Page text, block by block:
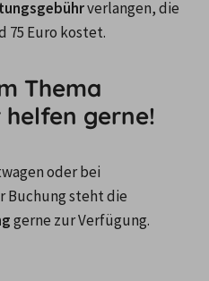
verlangen, die
75 Euro kostet.
Thema
helfen gerne!
oder bei
gerne zur Verfügung.